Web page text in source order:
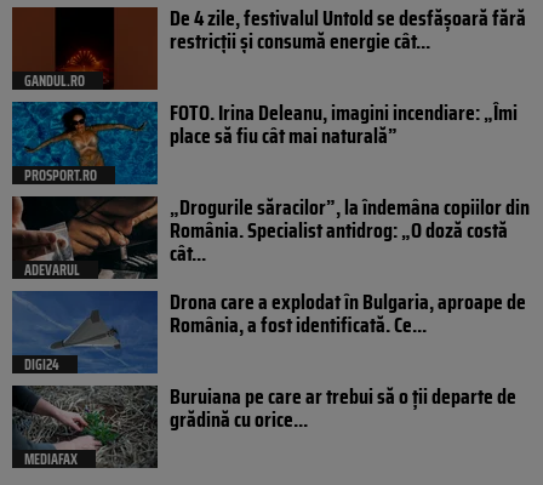
GANDUL.RO
De 4 zile, festivalul Untold se desfășoară fără
restricții și consumă energie cât...
PROSPORT.RO
FOTO. Irina Deleanu, imagini incendiare: „Îmi
place să fiu cât mai naturală”
ADEVARUL
„Drogurile săracilor”, la îndemâna copiilor din
România. Specialist antidrog: „O doză costă
cât...
DIGI24
Drona care a explodat în Bulgaria, aproape de
România, a fost identificată. Ce...
MEDIAFAX
Buruiana pe care ar trebui să o ții departe de
grădină cu orice...